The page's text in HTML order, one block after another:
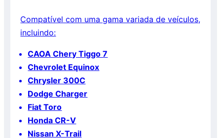
Compatível com uma gama variada de veículos,
incluindo:
CAOA Chery Tiggo 7
Chevrolet Equinox
Chrysler 300C
Dodge Charger
Fiat Toro
Honda CR-V
Nissan X-Trail